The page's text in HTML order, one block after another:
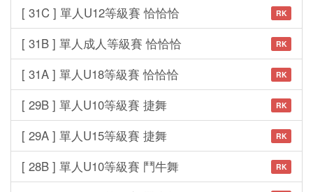
[ 31C ] 單人U12等級賽 恰恰恰 RK
[ 31B ] 單人成人等級賽 恰恰恰 RK
[ 31A ] 單人U18等級賽 恰恰恰 RK
[ 29B ] 單人U10等級賽 捷舞 RK
[ 29A ] 單人U15等級賽 捷舞 RK
[ 28B ] 單人U10等級賽 鬥牛舞 RK